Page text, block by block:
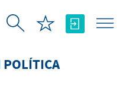
POLÍTICA